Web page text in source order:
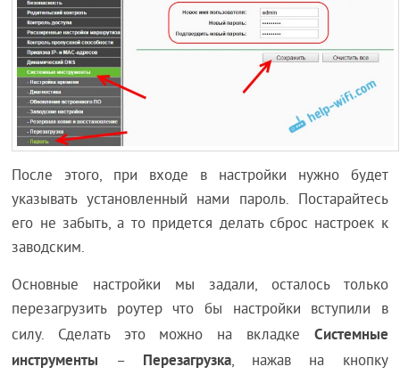
После этого, при входе в настройки нужно будет
указывать установленный нами пароль. Постарайтесь
его не забыть, а то придется делать сброс настроек к
заводским.
Основные настройки мы задали, осталось только
перезагрузить роутер что бы настройки вступили в
силу. Сделать это можно на вкладке Системные
инструменты – Перезагрузка, нажав на кнопку